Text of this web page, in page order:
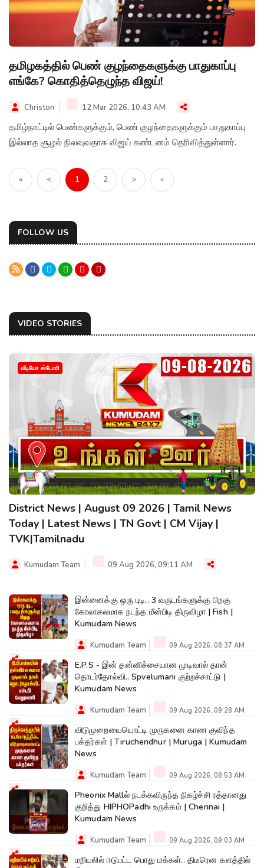
தமிழகத்தில் பெண் குழந்தைகளுக்கு பாதுகாப்பு
எங்கே? கொதித்தெழுந்த விஜய்!
Christon 12 Mar 2026, 10:43 AM
தமிழ்நாட்டில் பெண்களுக்கும், பெண் குழந்தைகளுக்கும் பாதுகாப்பு
இல்லாத சூழல் நிலவுவதாக விஜய் கண்டனம் தெரிவித்துள்ளார்.
« < 1 2 > »
FOLLOW US
VIDEO STORIES
வீடியோ ஸ்டோரி
District News | August 09 2026 | Tamil News
Today | Latest News | TN Govt | CM Vijay |
TVK|Tamilnadu
Kumudam Team 09 Aug 2026, 09:11 AM
இன்னைக்கு ஒரு புடி.. 3 வருடங்களுக்கு பிறகு
கோலாகலமாக நடந்த மீன்பிடி திருவிழா | Fish |
Kumudam News
Kumudam Team 09 Aug 2026, 08:37 AM
E.P.S - இன் தன்னிச்சையான முடிவால் தான்
தொடர்தோல்வி.. Spvelumani குற்றச்சாட்டு |
Kumudam News
Kumudam Team 09 Aug 2026, 09:28 AM
விடுமுறையையொட்டி முருகனை காண குவிந்த
பக்தர்கள் | Tiruchendhur | Muruga | Kumudam
News
Kumudam Team 09 Aug 2026, 08:53 AM
Pheonix Mallல் நடக்கவிருந்த நிகழ்ச்சி ரத்தானது
குறித்து HIPHOPadhi உருக்கம் | Chennai |
Kumudam News
Kumudam Team 09 Aug 2026, 09:03 AM
மறியலில் ஈடுபட்ட பொது மக்கள்.. திடீரென களத்தில்